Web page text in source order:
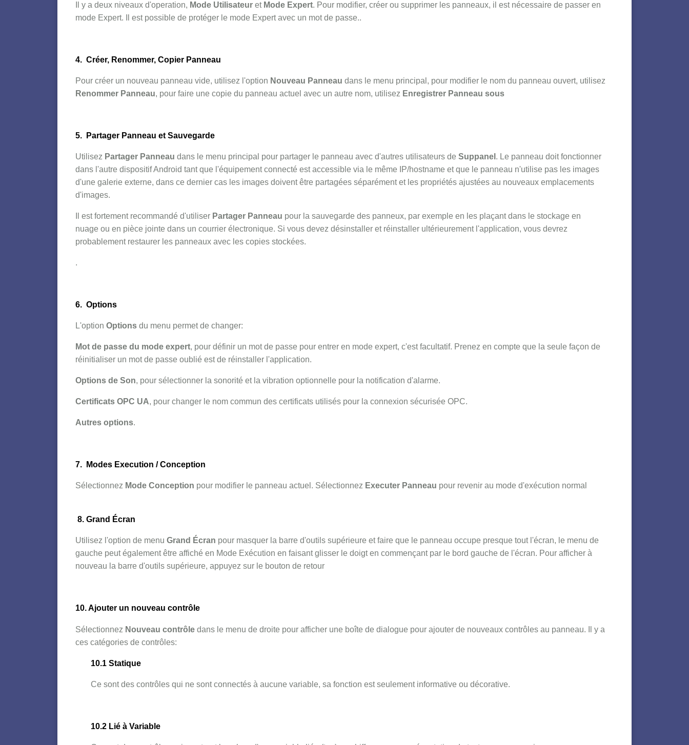
Il y a deux niveaux d'operation, Mode Utilisateur et Mode Expert. Pour modifier, créer ou supprimer les panneaux, il est nécessaire de passer en
mode Expert. Il est possible de protéger le mode Expert avec un mot de passe..
4. Créer, Renommer, Copier Panneau
Pour créer un nouveau panneau vide, utilisez l'option Nouveau Panneau dans le menu principal, pour modifier le nom du panneau ouvert, utilisez
Renommer Panneau, pour faire une copie du panneau actuel avec un autre nom, utilisez Enregistrer Panneau sous
5. Partager Panneau et Sauvegarde
Utilisez Partager Panneau dans le menu principal pour partager le panneau avec d'autres utilisateurs de Suppanel . Le panneau doit fonctionner
dans l'autre dispositif Android tant que l'équipement connecté est accessible via le même IP/hostname et que le panneau n'utilise pas les images
d'une galerie externe, dans ce dernier cas les images doivent être partagées séparément et les propriétés ajustées au nouveaux emplacements
d'images.
Il est fortement recommandé d'utiliser Partager Panneau pour la sauvegarde des panneux, par exemple en les plaçant dans le stockage en
nuage ou en pièce jointe dans un courrier électronique. Si vous devez désinstaller et réinstaller ultérieurement l'application, vous devrez
probablement restaurer les panneaux avec les copies stockées.
.
6. Options
L'option Options du menu permet de changer:
Mot de passe du mode expert, pour définir un mot de passe pour entrer en mode expert, c'est facultatif. Prenez en compte que la seule façon de
réinitialiser un mot de passe oublié est de réinstaller l'application.
Options de Son, pour sélectionner la sonorité et la vibration optionnelle pour la notification d'alarme.
Certificats OPC UA, pour changer le nom commun des certificats utilisés pour la connexion sécurisée OPC.
Autres options.
7. Modes Execution / Conception
Sélectionnez Mode Conception pour modifier le panneau actuel. Sélectionnez Executer Panneau pour revenir au mode d'exécution normal
8. Grand Écran
Utilisez l'option de menu Grand Écran pour masquer la barre d'outils supérieure et faire que le panneau occupe presque tout l'écran, le menu de
gauche peut également être affiché en Mode Exécution en faisant glisser le doigt en commençant par le bord gauche de l'écran. Pour afficher à
nouveau la barre d'outils supérieure, appuyez sur le bouton de retour
10. Ajouter un nouveau contrôle
Sélectionnez Nouveau contrôle dans le menu de droite pour afficher une boîte de dialogue pour ajouter de nouveaux contrôles au panneau. Il y a
ces catégories de contrôles:
10.1 Statique
Ce sont des contrôles qui ne sont connectés à aucune variable, sa fonction est seulement informative ou décorative.
10.2 Lié à Variable